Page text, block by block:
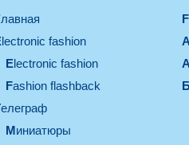
Главная
electronic fashion
electronic fashion
Fashion flashback
телеграф
миниатюры